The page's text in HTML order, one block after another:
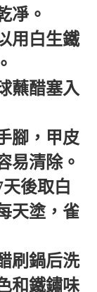
凈。
用白生鐵
蘸醋塞入
腳，甲皮
易清除。
後取白
天塗，雀
刷鍋后洗
和鐵鏽味